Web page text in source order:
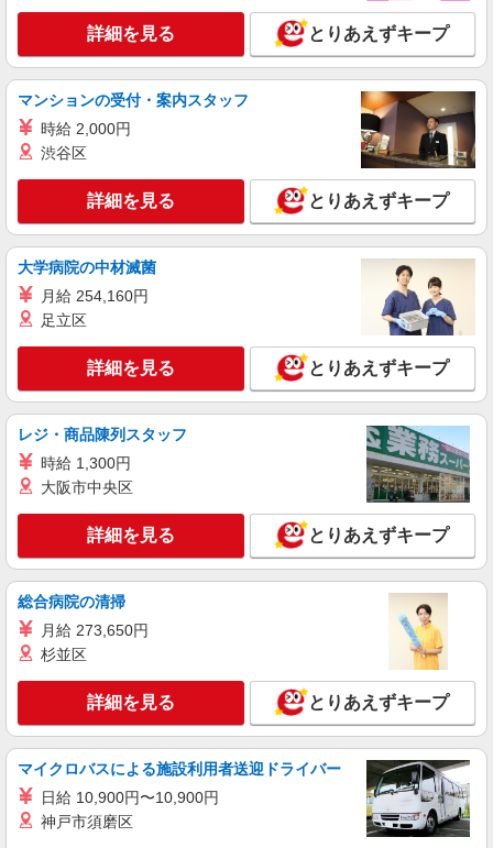
株式会社kotrio /●SW-S-2078175
拝島＊高日収＊高齢者向け住宅の看護師＊パー
ト勤務
時給2400円〜＜交通費全額支給(ガソリン代含
む)＞
詳細を見る
派遣社員
株式会社kotrio /●TC-H-1894948
＜高時給＞昭島駅近くの病院で安定した働き方
を★看護助手♪
時給1600円〜2250円 ＜日払い有/週払い有/交
通費全支給(ガソリン代含む)＞
昭島市 ※最寄り駅：昭島
キープ 詳細を見る
職業紹介
株式会社kotrio /●SW-S-2096681
定員で即終了！時給2400円〜★拝島駅＊高級
老人ホームの看護師
時給2400円〜＜交通費全額支給(ガソリン代含
詳細を見る
株式会社kotrio /●TC-H-2010736
≪拝島駅≫年齢不問！０からスタートでも活躍
できる看護助手♪
時給1600円〜2250円 ＜日払い有/週払い有/交
詳細を見る とりあえずキープ
マンションの受付・案内スタッフ
時給 2,000円
渋谷区
詳細を見る とりあえずキープ
大学病院の中材滅菌
月給 254,160円
足立区
詳細を見る とりあえずキープ
レジ・商品陳列スタッフ
時給 1,300円
大阪市中央区
詳細を見る とりあえずキープ
総合病院の清掃
月給 273,650円
杉並区
詳細を見る とりあえずキープ
マイクロバスによる施設利用者送迎ドライバー
日給 10,900円〜10,900円
神戸市須磨区